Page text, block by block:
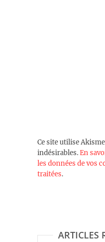
Ce site utilise
indésirables.En
les données de vos
traitées.
ARTICLES